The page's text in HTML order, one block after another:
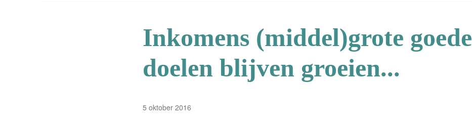
Inkomens (middel)grote goede
doelen blijven groeien...
5 oktober 2016